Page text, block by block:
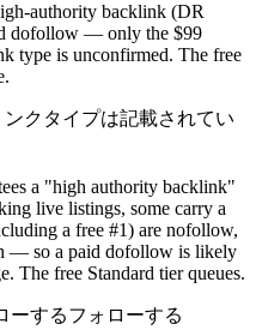
authority backlink (DR
dofollow — only the $99
type is unconfirmed. The free
ンクタイプは記載されてい
a "high authority backlink"
live listings, some carry a
a free #1) are nofollow,
— so a paid dofollow is likely
The free Standard tier queues.
ーするフォローする